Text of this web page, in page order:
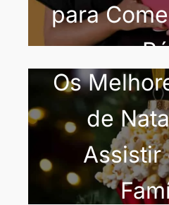
para
com o
Os
de
Assistir